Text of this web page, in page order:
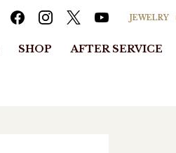
JEWELRY
SHOP AFTER SERVICE